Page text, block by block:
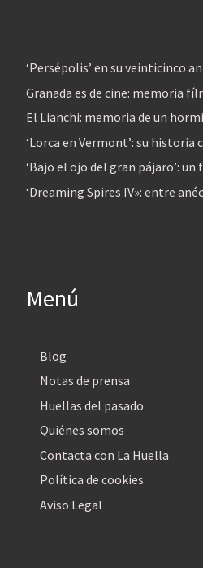
‘Persépolis’ en su veinticinco
Granada es de cine: memoria
El Lianchi: memoria de un
‘Lorca en Vermont’: su historia
‘Bajo el ojo del gran pájaro’:
‘Dreaming Spires IV»: entre
Menú
Blog
Notas de prensa
Huellas del pasado
Quiénes somos
Contacta con La Huella
Política de cookies
Aviso Legal